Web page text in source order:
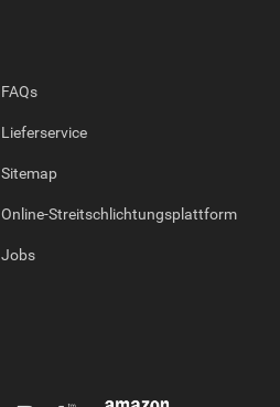
FAQs
Lieferservice
Sitemap
Online-Streitschlichtungsplattform
Jobs